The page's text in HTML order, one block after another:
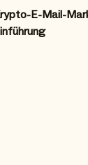
E-Mail-